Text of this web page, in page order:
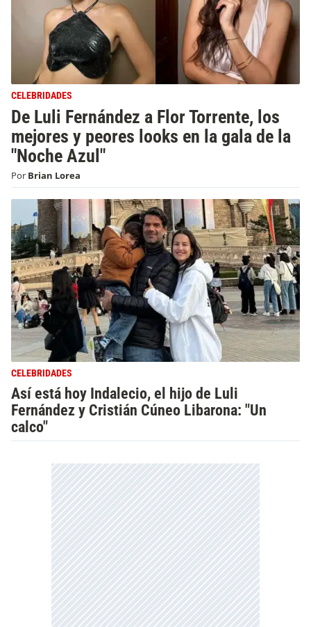
CELEBRIDADES
De Luli Fernández a Flor Torrente, los
mejores y peores looks en la gala de la
"Noche Azul"
Por Brian Lorea
CELEBRIDADES
Así está hoy Indalecio, el hijo de Luli
Fernández y Cristián Cúneo Libarona: "Un
calco"